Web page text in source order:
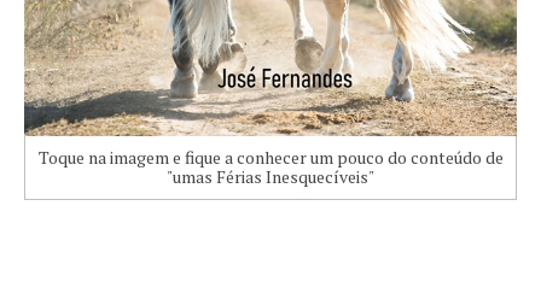
Toque na imagem e fique a conhecer um pouco do conteúdo de
"umas Férias Inesquecíveis"